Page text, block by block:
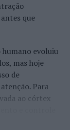
que
humano evoluiu
mas hoje
de
Para
ao córtex